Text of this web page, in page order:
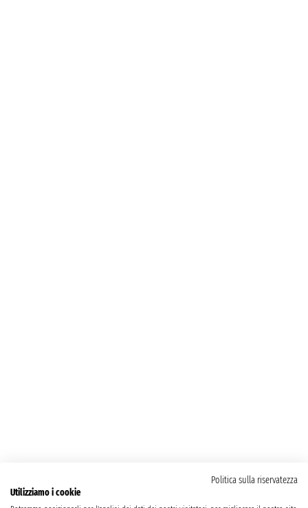
Politica sulla riservatezza
Utilizziamo i cookie